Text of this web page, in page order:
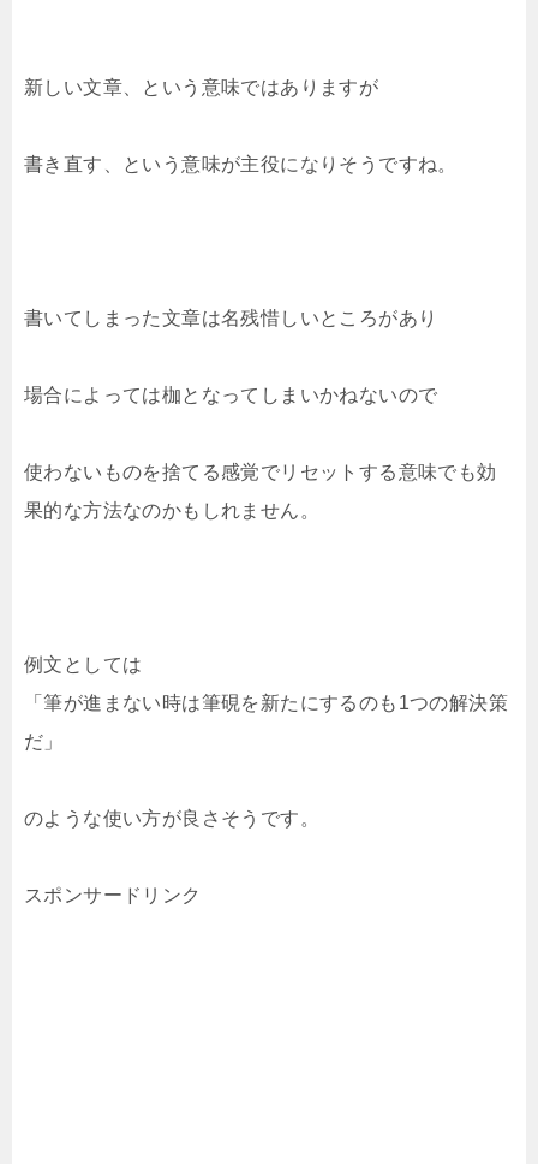
新しい文章、という意味ではありますが
書き直す、という意味が主役になりそうですね。
書いてしまった文章は名残惜しいところがあり
場合によっては枷となってしまいかねないので
使わないものを捨てる感覚でリセットする意味でも効
果的な方法なのかもしれません。
例文としては
「筆が進まない時は筆硯を新たにするのも1つの解決策
だ」
のような使い方が良さそうです。
スポンサードリンク